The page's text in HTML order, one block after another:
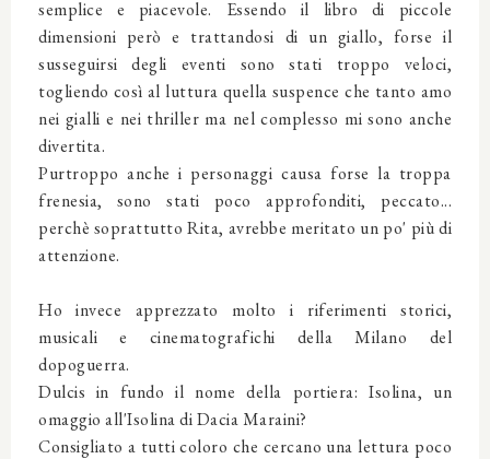
semplice e piacevole. Essendo il libro di piccole
dimensioni però e trattandosi di un giallo, forse il
susseguirsi degli eventi sono stati troppo veloci,
togliendo così al luttura quella suspence che tanto amo
nei gialli e nei thriller ma nel complesso mi sono anche
divertita.
Purtroppo anche i personaggi causa forse la troppa
frenesia, sono stati poco approfonditi, peccato...
perchè soprattutto Rita, avrebbe meritato un po' più di
attenzione.
Ho invece apprezzato molto i riferimenti storici,
musicali e cinematografichi della Milano del
dopoguerra.
Dulcis in fundo il nome della portiera: Isolina, un
omaggio all'Isolina di Dacia Maraini?
Consigliato a tutti coloro che cercano una lettura poco